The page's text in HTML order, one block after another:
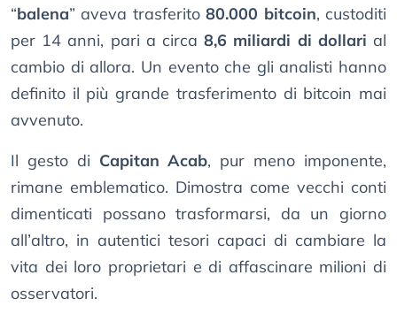
“balena” aveva trasferito80.000 bitcoin, custoditi
per 14 anni, pari a circa8,6 miliardi di dollari al
cambio di allora. Un evento che gli analisti hanno
definito il più grande trasferimento di bitcoin mai
avvenuto.
Il gesto di Capitan Acab, pur meno imponente,
rimane emblematico. Dimostra come vecchi conti
dimenticati possano trasformarsi, da un giorno
all’altro, in autentici tesori capaci di cambiare la
vita dei loro proprietari e di affascinare milioni di
osservatori.